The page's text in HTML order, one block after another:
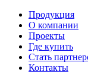
Продукция
О компании
Проекты
Где купить
Стать
Контакты